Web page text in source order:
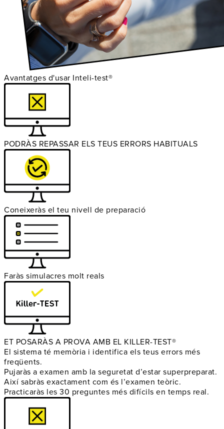
Avantatges d'usar Inteli-test®
PODRÀS REPASSAR ELS TEUS ERRORS HABITUALS
Coneixeràs el teu nivell de preparació
Faràs simulacres molt reals
ET POSARÀS A PROVA AMB EL KILLER-TEST®
El sistema té memòria i identifica els teus errors més
freqüents.
Pujaràs a examen amb la seguretat d’estar superpreparat.
Així sabràs exactament com és l’examen teòric.
Practicaràs les 30 preguntes més difícils en temps real.